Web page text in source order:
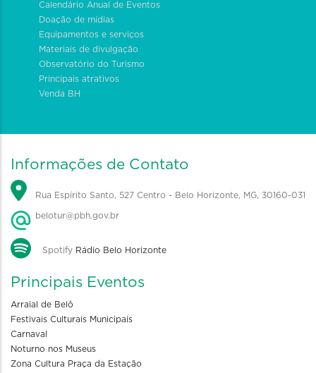
Calendário Anual de Eventos
Doação de mídias
Equipamentos e serviços
Materiais de divulgação
Observatório do Turismo
Principais atrativos
Venda BH
Informações de Contato
Rua Espírito Santo, 527 Centro - Belo Horizonte, MG, 30160-031
belotur@pbh.gov.br
Spotify Rádio Belo Horizonte
Principais Eventos
Arraial de Belô
Festivais Culturais Municipais
Carnaval
Noturno nos Museus
Zona Cultura Praça da Estação